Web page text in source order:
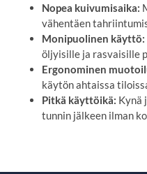
Nopea kuivumisaika:
vähentäen
Monipuolinen käyttö:
öljyisille ja rasvaisille
Ergonominen
käytön ahtaissa
Pitkä käyttöikä: Kynä
tunnin jälkeen ilman